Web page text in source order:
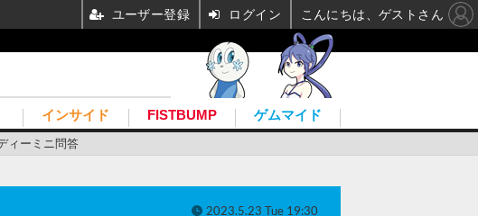
ィーミニ問答
インサイド FISTBUMP ゲムマイド
2023.5.23 Tue 19:30
ユーザー登録 ログイン こんにちは、ゲストさん